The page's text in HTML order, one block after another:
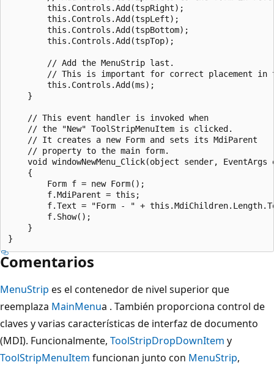
        this.Controls.Add(tspRight);
        this.Controls.Add(tspLeft);
        this.Controls.Add(tspBottom);
        this.Controls.Add(tspTop);
        // Add the MenuStrip last.
// This is important for correct placement in
        this.Controls.Add(ms);
    }
    // This event handler is invoked when
    // the "New" ToolStripMenuItem is clicked.
    // It creates a new Form and sets its MdiParent
    // property to the main form.
void windowNewMenu_Click(object sender, EventArgs
    {
        Form f = new Form();
        f.MdiParent = this;
f.Text = "Form - " +
        f.Show();
    }
Comentarios
MenuStrip es el contenedor de nivel superior que
reemplaza MainMenua . También proporciona control de
claves y varias características de interfaz de documento
(MDI). Funcionalmente, ToolStripDropDownItem y
ToolStripMenuItem funcionan junto con MenuStrip,